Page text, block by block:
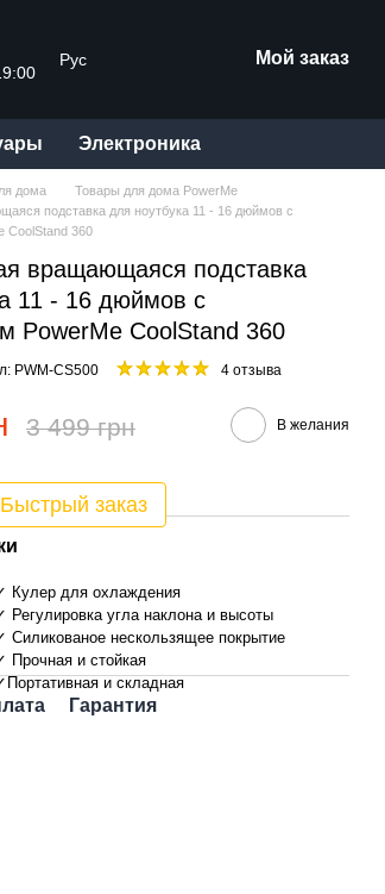
Рус Мой заказ
Электроника
дома
Товары для дома PowerMe
подставка для ноутбука 11 - 16 дюймов с
CoolStand 360
вращающаяся подставка
11 - 16 дюймов с
PowerMe CoolStand 360
PWM-CS500 4 отзыва
3 499 грн В желания
Быстрый заказ
Кулер для охлаждения
Регулировка угла наклона и высоты
Силикованое нескользящее покрытие
Прочная и стойкая
и складная
Гарантия